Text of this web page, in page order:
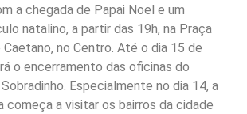
a chegada de Papai Noel e um
natalino, a partir das 19h, na Praça
Caetano, no Centro. Até o dia 15 de
o encerramento das oficinas do
Especialmente no dia 14, a
começa a visitar os bairros da cidade